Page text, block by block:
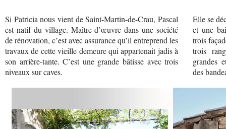
Si Patricia nous vient de Saint-Martin-de-Crau, Pascal
est natif du village. Maître d’œuvre dans une société
de rénovation, c’est avec assurance qu’il entreprend les
travaux de cette vieille demeure qui appartenait jadis à
son arrière-tante. C’est une grande bâtisse avec trois
niveaux sur caves.
Elle se
et une
trois
trois
grandes
des